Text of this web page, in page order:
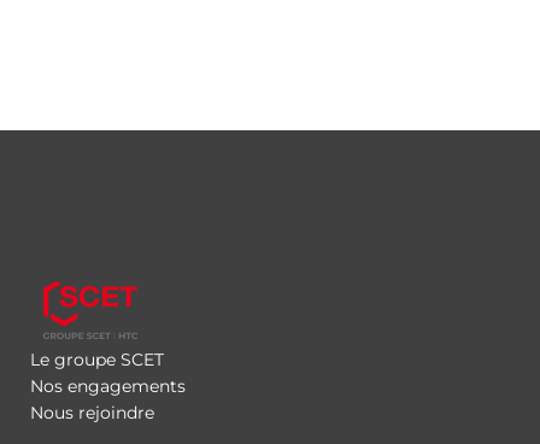
Le groupe SCET
Nos engagements
Nous rejoindre